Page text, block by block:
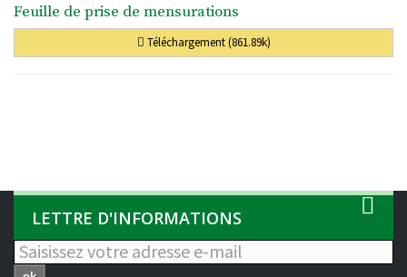
Feuille de prise de mensurations
Téléchargement (861.89k)
LETTRE D'INFORMATIONS